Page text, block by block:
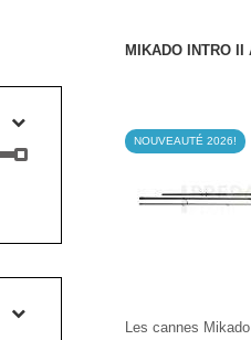
MIKADO INTRO II
NOUVEAUTÉ 2026!
Les cannes